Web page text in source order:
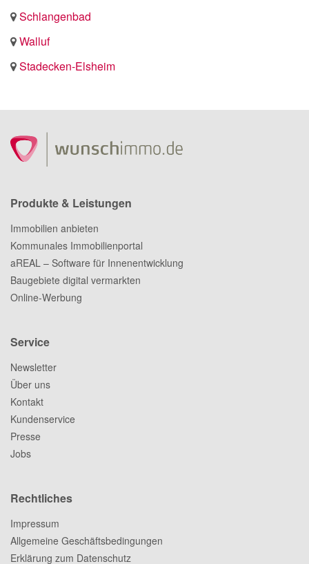
Schlangenbad
Walluf
Stadecken-Elsheim
Produkte & Leistungen
Immobilien anbieten
Kommunales Immobilienportal
aREAL – Software für Innenentwicklung
Baugebiete digital vermarkten
Online-Werbung
Service
Newsletter
Über uns
Kontakt
Kundenservice
Presse
Jobs
Rechtliches
Impressum
Allgemeine Geschäftsbedingungen
Erklärung zum Datenschutz